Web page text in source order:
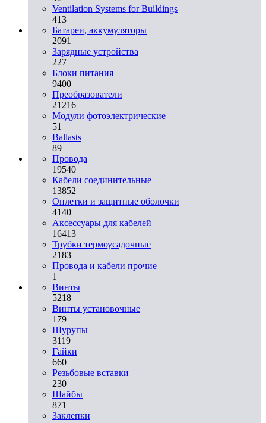
Ventilation Systems for Buildings
413
Батареи, аккумуляторы
2091
Зарядные устройства
227
Блоки питания
9400
Преобразователи
21216
Модули фотоэлектрические
51
Ballasts
89
Провода
19540
Кабели соединительные
13852
Оплетки и защитные оболочки
4140
Аксессуары для кабелей
16413
Трубки термоусадочные
2183
Провода и кабели прочие
1
Винты
5218
Винты установочные
179
Шурупы
3119
Гайки
660
Резьбовые вставки
230
Шайбы
871
Заклепки